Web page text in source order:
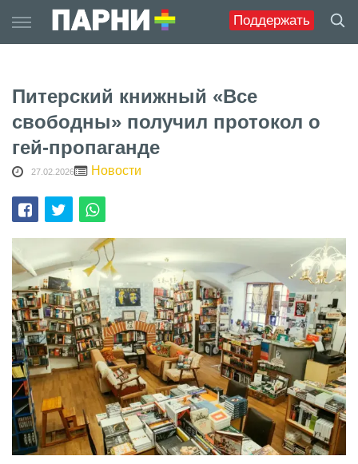
Поддержать
to
content
Питерский книжный «Все
свободны» получил протокол о
гей-пропаганде
27.02.2026 Новости